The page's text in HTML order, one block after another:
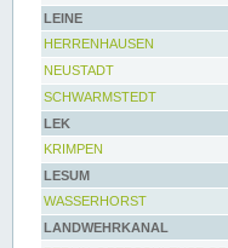
LEINE
HERRENHAUSEN
NEUSTADT
SCHWARMSTEDT
LEK
KRIMPEN
LESUM
WASSERHORST
LANDWEHRKANAL